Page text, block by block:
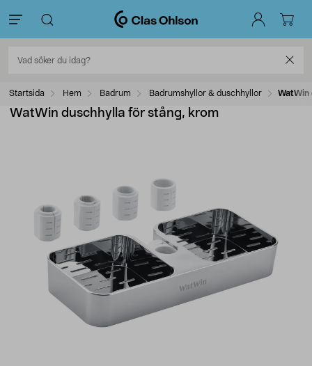
Startsida Hem Badrum Badrumshyllor & duschhyllor WatWin
WatWin duschhylla för stång, krom